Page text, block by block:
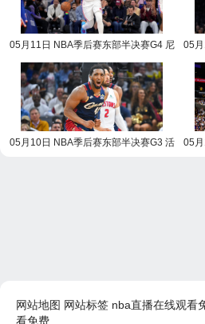
05月11日 NBA季后赛东部半决赛G4 尼
05
05月10日 NBA季后赛东部半决赛G3 活
05
网站地图 网站标签 nba直播在线观看
看免费